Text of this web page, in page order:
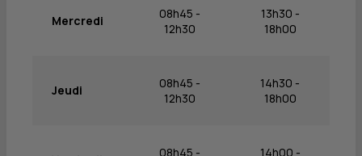
Mercredi
08h45 -
12h30
13h30 -
18h00
Jeudi
08h45 -
12h30
14h30 -
18h00
08h45 -
14h00 -